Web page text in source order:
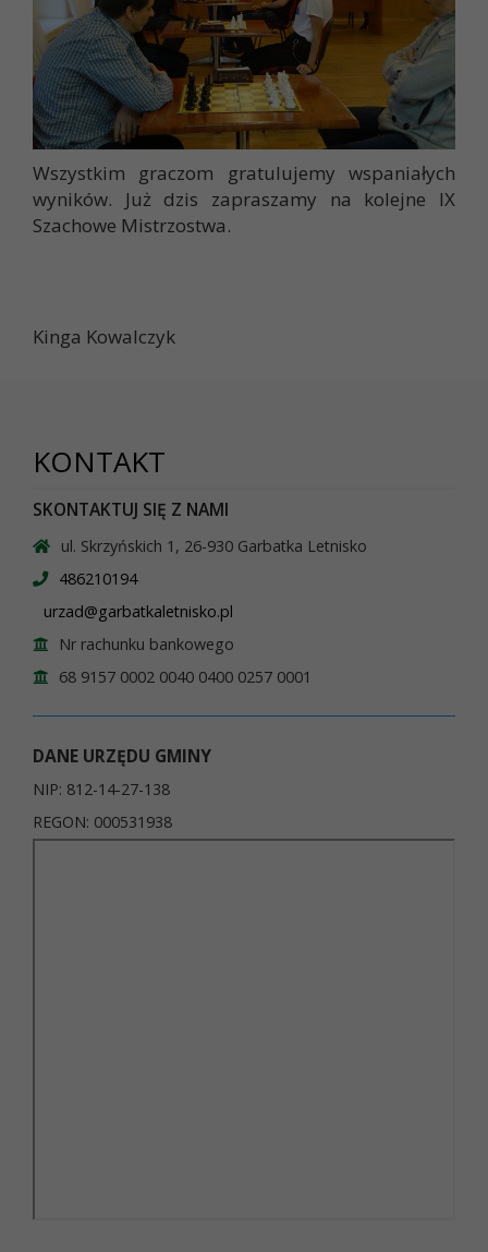
Wszystkim graczom gratulujemy wspaniałych
wyników. Już dzis zapraszamy na kolejne IX
Szachowe Mistrzostwa.
Kinga Kowalczyk
KONTAKT
SKONTAKTUJ SIĘ Z NAMI
ul. Skrzyńskich 1, 26-930 Garbatka Letnisko
486210194
urzad@garbatkaletnisko.pl
Nr rachunku bankowego
68 9157 0002 0040 0400 0257 0001
DANE URZĘDU GMINY
NIP: 812-14-27-138
REGON: 000531938